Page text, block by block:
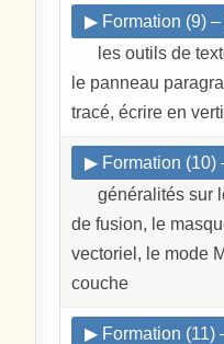
▶ Formation (9)
les outils de
le panneau
tracé, écrire en
▶ Formation (10)
généralités sur
de fusion, le
vectoriel, le mode
couche
▶ Formation (11)